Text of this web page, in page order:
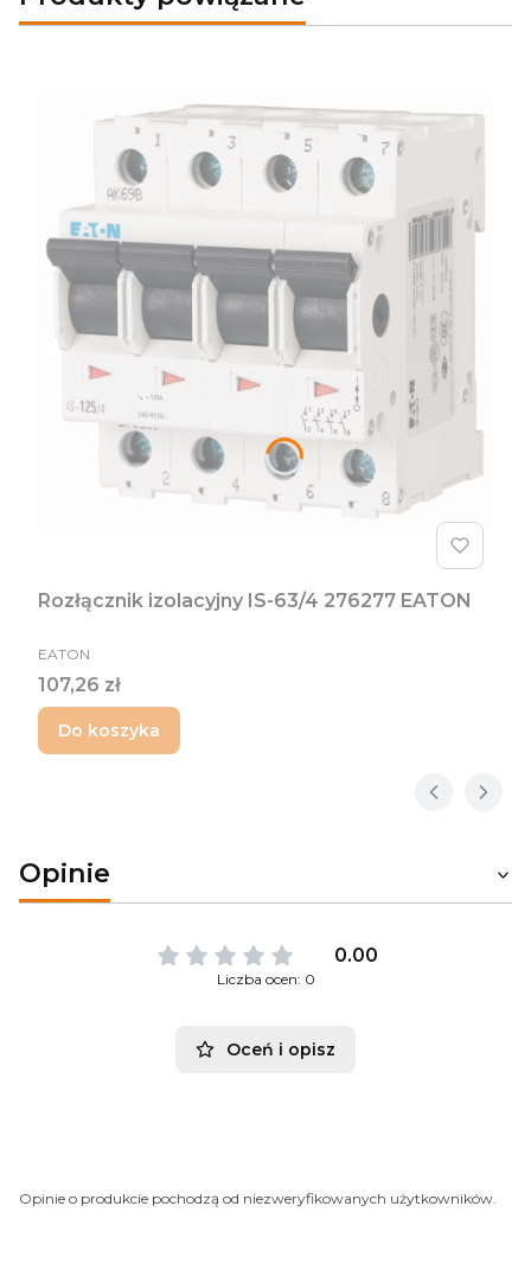
Rozłącznik izolacyjny IS-63/4 276277 EATON
PRODUCENT
EATON
Cena
107,26 zł
Do koszyka
Opinie
0.00
Liczba ocen: 0
Oceń i opisz
Opinie o produkcie pochodzą od niezweryfikowanych użytkowników.